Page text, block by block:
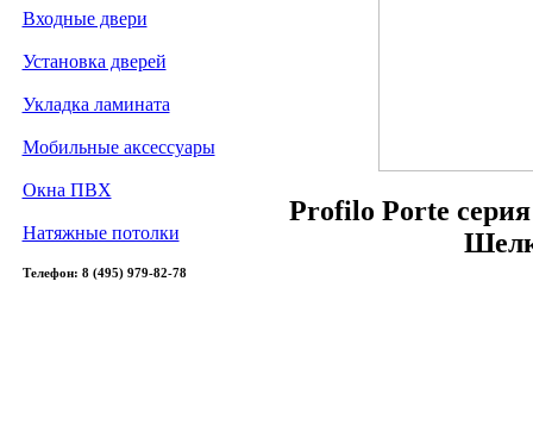
Входные двери
Установка дверей
Укладка ламината
Мобильные аксессуары
Окна ПВХ
Натяжные потолки
Телефон: 8 (495) 979-82-78
Profilo Porte